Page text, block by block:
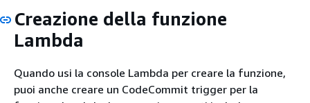
Creazione della funzione
Lambda
Quando usi la console Lambda per creare la funzione,
puoi anche creare un CodeCommit trigger per la